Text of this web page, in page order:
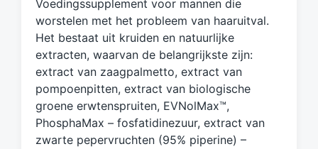
g
d
m
Voedingssupplement voor mannen die
worstelen met het probleem van haaruitval.
Het bestaat uit kruiden en natuurlijke
extracten, waarvan de belangrijkste zijn:
extract van zaagpalmetto, extract van
pompoenpitten, extract van biologische
groene erwtenspruiten, EVNolMax™,
PhosphaMax – fosfatidinezuur, extract van
zwarte pepervruchten (95% piperine) –